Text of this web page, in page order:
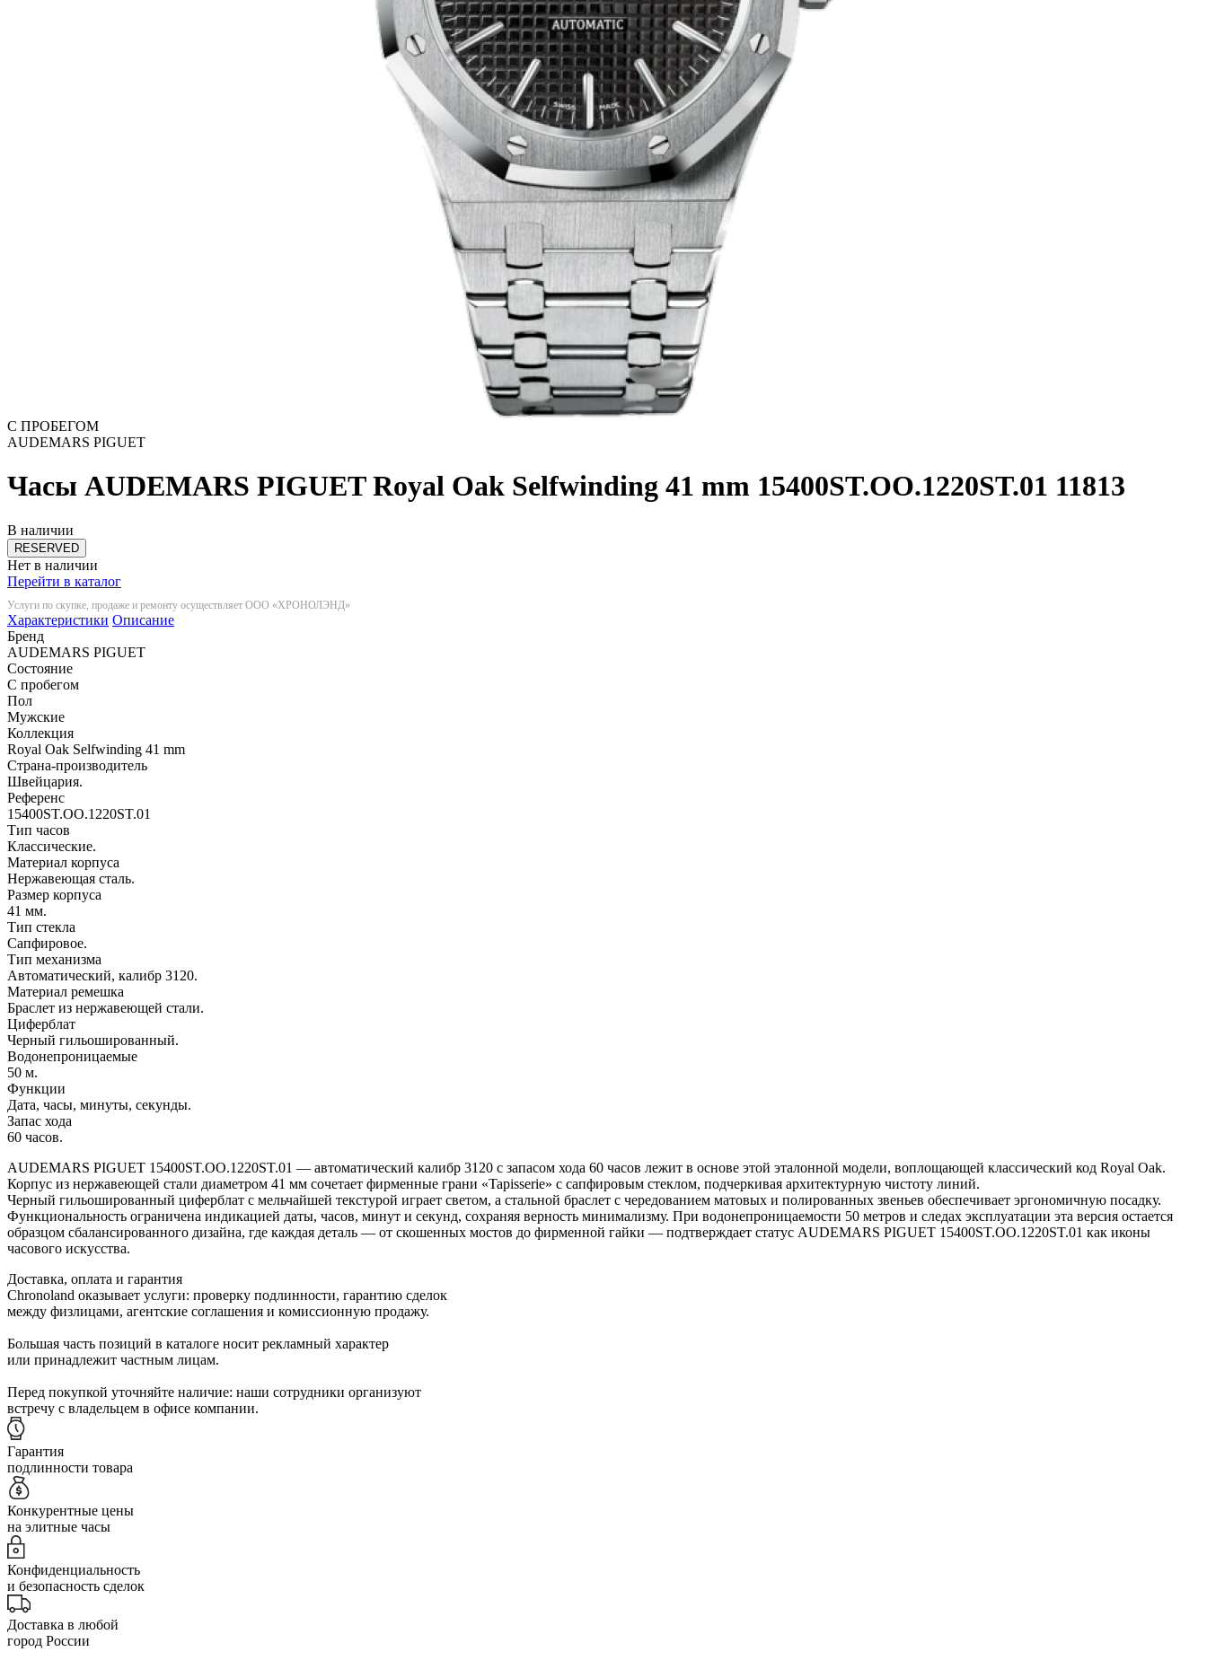
С ПРОБЕГОМ
AUDEMARS PIGUET
Часы AUDEMARS PIGUET Royal Oak Selfwinding 41 mm 15400ST.OO.1220ST.01 11813
В наличии
RESERVED
Нет в наличии
Перейти в каталог
Услуги по скупке, продаже и ремонту осуществляет ООО «ХРОНОЛЭНД»
Характеристики Описание
Бренд
AUDEMARS PIGUET
Состояние
С пробегом
Пол
Мужские
Коллекция
Royal Oak Selfwinding 41 mm
Страна-производитель
Швейцария.
Референс
15400ST.OO.1220ST.01
Тип часов
Классические.
Материал корпуса
Нержавеющая сталь.
Размер корпуса
41 мм.
Тип стекла
Сапфировое.
Тип механизма
Автоматический, калибр 3120.
Материал ремешка
Браслет из нержавеющей стали.
Циферблат
Черный гильошированный.
Водонепроницаемые
50 м.
Функции
Дата, часы, минуты, секунды.
Запас хода
60 часов.
AUDEMARS PIGUET 15400ST.OO.1220ST.01 — автоматический калибр 3120 с запасом хода 60 часов лежит в основе этой эталонной модели, воплощающей классический код Royal Oak.
Корпус из нержавеющей стали диаметром 41 мм сочетает фирменные грани «Tapisserie» с сапфировым стеклом, подчеркивая архитектурную чистоту линий.
Черный гильошированный циферблат с мельчайшей текстурой играет светом, а стальной браслет с чередованием матовых и полированных звеньев обеспечивает эргономичную посадку.
Функциональность ограничена индикацией даты, часов, минут и секунд, сохраняя верность минимализму. При водонепроницаемости 50 метров и следах эксплуатации эта версия остается
образцом сбалансированного дизайна, где каждая деталь — от скошенных мостов до фирменной гайки — подтверждает статус AUDEMARS PIGUET 15400ST.OO.1220ST.01 как иконы
часового искусства.
Доставка, оплата и гарантия
Chronoland оказывает услуги: проверку подлинности, гарантию сделок
между физлицами, агентские соглашения и комиссионную продажу.
Большая часть позиций в каталоге носит рекламный характер
или принадлежит частным лицам.
Перед покупкой уточняйте наличие: наши сотрудники организуют
встречу с владельцем в офисе компании.
Гарантия
подлинности товара
Конкурентные цены
на элитные часы
Конфиденциальность
и безопасность сделок
Доставка в любой
город России